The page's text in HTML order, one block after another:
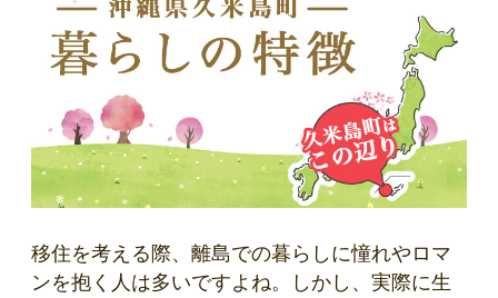
移住を考える際、離島での暮らしに憧れやロマ
ンを抱く人は多いですよね。しかし、実際に生